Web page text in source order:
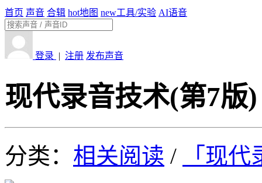
首页 声音 合辑 hot地图 new工具/实验 AI语音
登录 | 注册 发布声音
现代录音技术(第7版)
分类： 相关阅读 / 「现